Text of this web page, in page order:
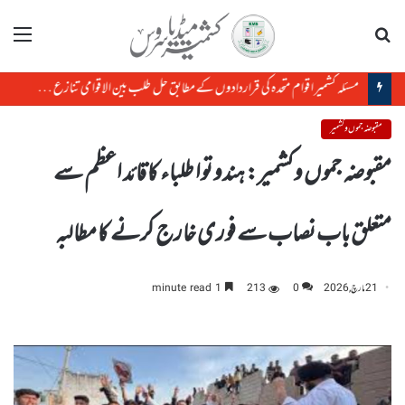
مینو
مسئلہ کشمیر اقوام متحدہ کی قراردادوں کے مطابق حل طلب بین الاقوامی تنازع ہے، حافظ حفیظ الرحمن
مقبوضہ جموں و کشمیر
مقبوضہ جموں وکشمیر: ہندو توا طلباء کا قائد اعظم سے
متعلق باب نصاب سے فوری خارج کرنے کا مطالبہ
21 مارچ, 2026 0
213